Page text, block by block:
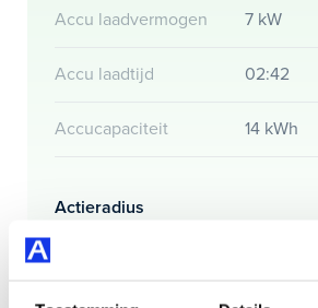
Accu laadvermogen
7 kW
Accu laadtijd 02:42
Accucapaciteit 14 kWh
Actieradius